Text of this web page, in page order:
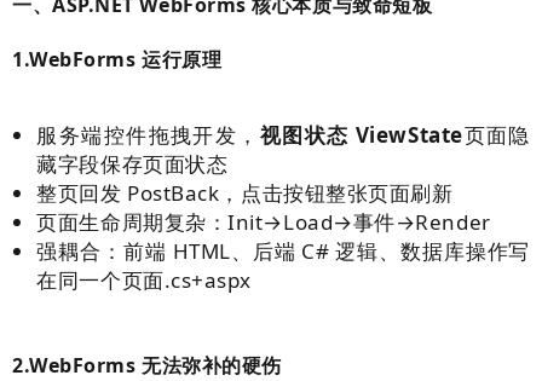
1.WebForms 运行原理
服务端控件拖拽开发， 视图状态 ViewState页面隐
藏字段保存页面状态
整页回发 PostBack，点击按钮整张页面刷新
页面生命周期复杂：Init→Load→事件→Render
强耦合：前端 HTML、后端 C# 逻辑、数据库操作写
在同一个页面.cs+aspx
2.WebForms 无法弥补的硬伤